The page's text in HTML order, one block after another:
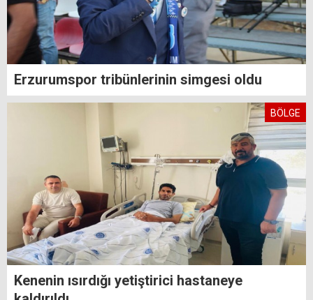
Erzurumspor tribünlerinin simgesi oldu
BÖLGE
Kenenin ısırdığı yetiştirici hastaneye